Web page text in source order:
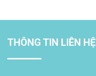
THÔNG TIN LIÊN HỆ